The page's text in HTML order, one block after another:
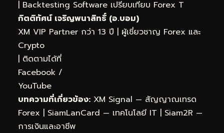
| Backtesting Software เปรียบเทียบ Forex T
กิตติทัศน์ เจริญพนาสิทธิ์ (อ.บอม)
XM VIP Partner กว่า 13 ปี | ผู้เชี่ยวชาญ Forex และ
Crypto
| ติดตามได้ที่
Facebook /
YouTube
บทความที่เกี่ยวข้อง: XM Signal — สัญญาณเทรด
Forex | SiamLanCard — เทคโนโลยี IT | Siam2R —
การเงินและอาชีพ